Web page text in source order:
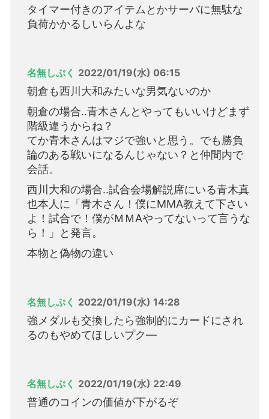
タイマー付きのアイテムとかサーバに無駄な
負荷かかるしいらんよな
名無しぷく 2022/01/19(水) 06:15
朝倉も西川大和みたいな男気ないのか
朝倉の場合‥青木さんとやってもいいけどまず
階級違うからね？
てか青木さんはマジで強いと思う。でも勝負
論のある戦いになるんじゃない？と仲間内で
会話。
西川大和の場合‥試合会場解説席にいる青木真
也本人に「青木さん！僕にMMA教えて下さい
よ！試合で！僕がＭＭAやってないって言うな
ら！」と発言。
本物と偽物の違い
名無しぷく 2022/01/19(水) 14:28
強メダルも交換したら強制的にカードにされ
るのもやめてほしいプク―
名無しぷく 2022/01/19(水) 22:49
普通のコインの価値が下がるぞ